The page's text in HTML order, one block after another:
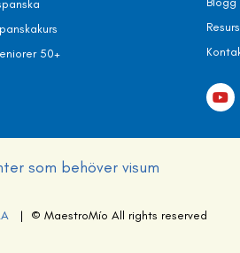
50+
som behöver visum
| © MaestroMío All rights reserved